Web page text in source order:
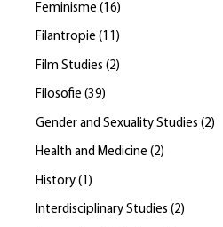
Feminisme ( 16)
Filantropie (11 )
Film Studies (2)
Filosofie (39)
Gender and Sexuality Studies (2)
Health and Medicine (2)
History ( 1 )
Interdisciplinary Studies (2)